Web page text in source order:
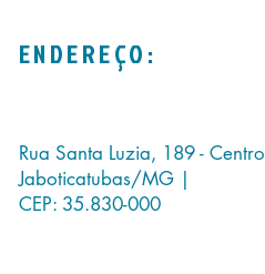
ENDEREÇO:
Rua Santa Luzia, 189 - Centro
Jaboticatubas/MG |
CEP: 35.830-000